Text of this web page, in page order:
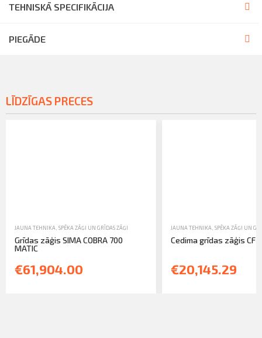
TEHNISKĀ SPECIFIKĀCIJA
PIEGĀDE
LĪDZĪGAS PRECES
JAUNA TEHNIKA SPĒKA ZĀĢI UN GRĪDAS ZĀĢI
Grīdas zāģis SIMA COBRA 700
MATIC
€61,904.00
JAUNA TEHNIKA SPĒKA ZĀĢI UN
Cedima grīdas zāģis CF-
€20,145.29